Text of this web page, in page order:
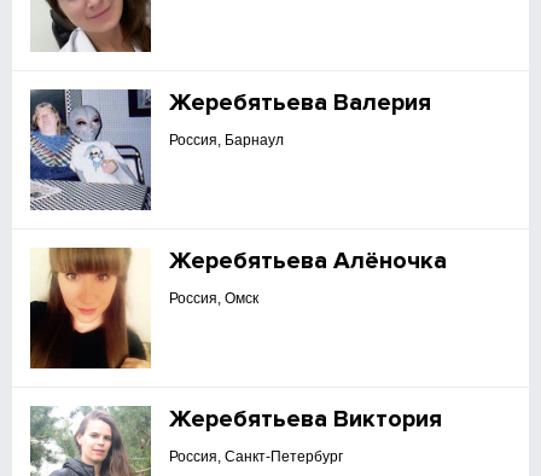
Жеребятьева Валерия
Россия, Барнаул
Жеребятьева Алёночка
Россия, Омск
Жеребятьева Виктория
Россия, Санкт-Петербург